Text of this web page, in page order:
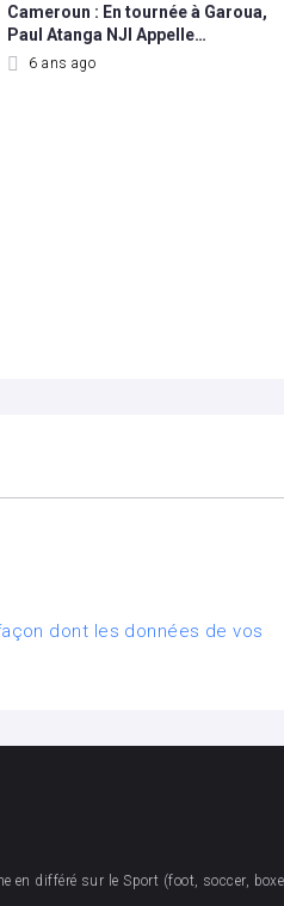
Cameroun : En tournée à Garoua,
Paul Atanga NJI Appelle…
6 ans ago
dont les données de vos
différé sur le Sport (foot, soccer,